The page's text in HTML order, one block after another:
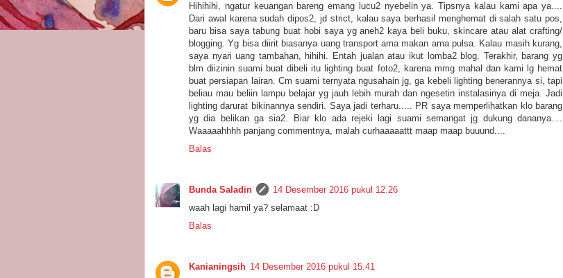
Hihihihi, ngatur keuangan bareng emang lucu2 nyebelin ya. Tipsnya kalau kami apa ya....
Dari awal karena sudah dipos2, jd strict, kalau saya berhasil menghemat di salah satu pos,
baru bisa saya tabung buat hobi saya yg aneh2 kaya beli buku, skincare atau alat crafting/
blogging. Yg bisa diirit biasanya uang transport ama makan ama pulsa. Kalau masih kurang,
saya nyari uang tambahan, hihihi. Entah jualan atau ikut lomba2 blog. Terakhir, barang yg
blm diizinin suami buat dibeli itu lighting buat foto2, karena mmg mahal dan kami lg hemat
buat persiapan lairan. Cm suami ternyata ngusahain jg, ga kebeli lighting benerannya si, tapi
beliau mau beliin lampu belajar yg jauh lebih murah dan ngesetin instalasinya di meja. Jadi
lighting darurat bikinannya sendiri. Saya jadi terharu..... PR saya memperlihatkan klo barang
yg dia belikan ga sia2. Biar klo ada rejeki lagi suami semangat jg dukung dananya....
Waaaaahhhh panjang commentnya, malah curhaaaaattt maap maap buuund....
Balas
Bunda Saladin
14 Desember 2016 pukul 12.26
waah lagi hamil ya? selamaat :D
Balas
Kanianingsih 14 Desember 2016 pukul 15.41